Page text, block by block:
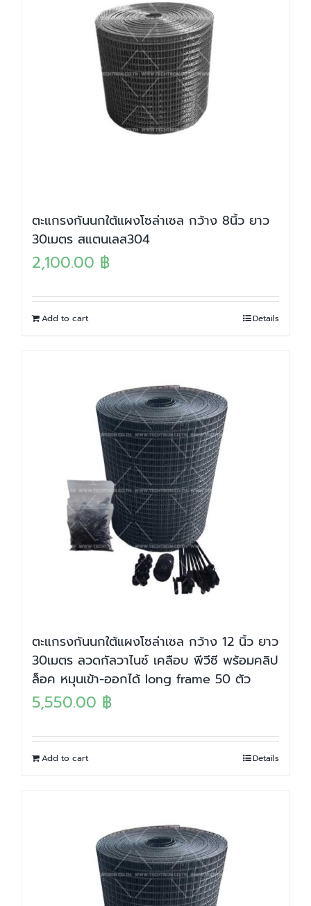
ตะแกรงกันนกใต้แผงโซล่าเซล กว้าง 8นิ้ว ยาว
30เมตร สแตนเลส304
2,100.00 ฿
Add to cart Details
ตะแกรงกันนกใต้แผงโซล่าเซล กว้าง 12 นิ้ว ยาว
30เมตร ลวดกัลวาไนซ์ เคลือบ พีวีซี พร้อมคลิป
ล็อค หมุนเข้า-ออกได้ long frame 50 ตัว
5,550.00 ฿
Add to cart Details